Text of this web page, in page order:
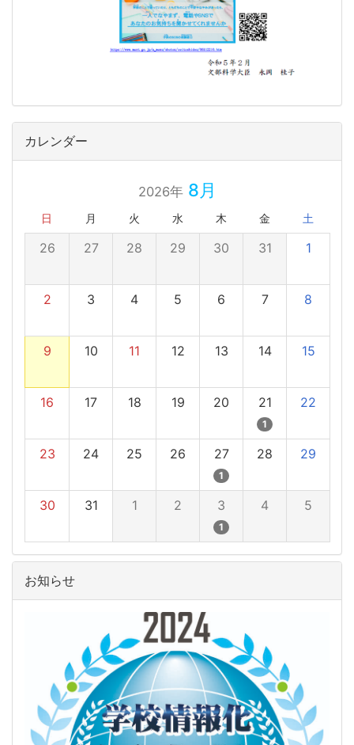
カレンダー
2026年8月
日 月 火 水 木 金 土
26 27 28 29 30 31 1
2 3 4 5 6 7 8
9 10 11 12 13 14 15
16 17 18 19 20 21
1
22
23 24 25 26 27
1
28 29
30 31 1 2 3
1
4 5
お知らせ